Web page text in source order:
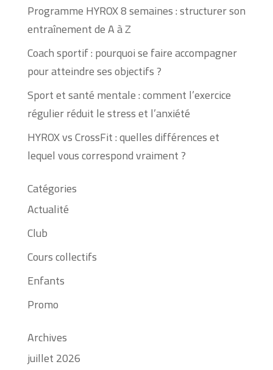
Programme HYROX 8 semaines : structurer son
entraînement de A à Z
Coach sportif : pourquoi se faire accompagner
pour atteindre ses objectifs ?
Sport et santé mentale : comment l’exercice
régulier réduit le stress et l’anxiété
HYROX vs CrossFit : quelles différences et
lequel vous correspond vraiment ?
Catégories
Actualité
Club
Cours collectifs
Enfants
Promo
Archives
juillet 2026